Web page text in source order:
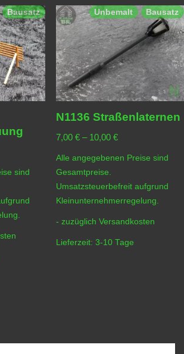
Bausatz
sind
Unbemalt Bausatz
N1136 Straßenlaternen
7,00 €– 10,00 €
Alle angegebenen Preise sind
Gesamtpreise.
Umsatzsteuerbefreit aufgrund
Kleinunternehmerregelung.
- zuzüglich Versandkosten
Lieferzeit: 3-10 Tage